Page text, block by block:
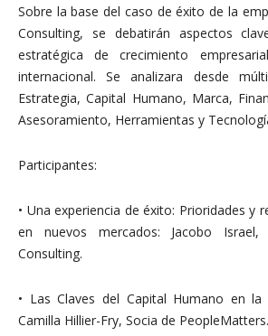
Sobre la base del caso de éxito de la
Consulting, se debatirán aspectos
estratégica de crecimiento
internacional. Se analizara desde
Estrategia, Capital Humano, Marca,
Asesoramiento, Herramientas y
Participantes:
• Una experiencia de éxito: Prioridades y
en nuevos mercados: Jacobo Israel,
Consulting.
• Las Claves del Capital Humano en la
Camilla Hillier-Fry, Socia de PeopleMatters.